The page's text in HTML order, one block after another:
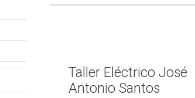
Taller Eléctrico José
Antonio Santos